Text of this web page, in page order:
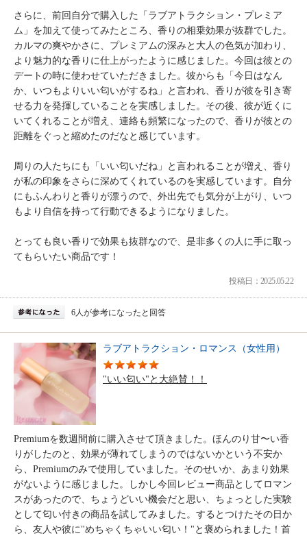
さらに、前回自分で購入した「ラブアトラクション・プレミア
ム」を加えて使ってみたところ、香りの相乗効果が抜群でした。
カルマの爽やかさに、プレミアムの深みと大人の色気が加わり、
より魅力的な香りに仕上がったように感じました。今回は彼との
デートの時に使わせていただきました。彼からも「今日はなん
か、いつもよりいい匂いがするね」と言われ、香りが彼を引き寄
せる力を発揮していることを実感しました。その後、彼が近くに
いてくれることが増え、連絡も頻繁になったので、香りが彼との
距離をぐっと縮めたのだなと感じています。
周りの人たちにも「いい匂いだね」と言われることが増え、香り
が私の印象をさらに深めてくれているのを実感しています。自分
にもふんわりと香りが漂うので、外出先でも気分が上がり、いつ
もより自信を持って行動できるようになりました。
とっても良い香りで効果も抜群なので、是非多くの人に手に取っ
てもらいたい商品です！
投稿日：2025.05.22
6人が参考になったと回答
ラブアトラクション・ロマンス（女性用）
"いい匂い"と大絶賛！！
Premiumを数週間前に購入させて頂きました。ほんのり甘〜い香
りがしたのと、効果が薄れてしまうのではないかという不安か
ら、Premiumのみで使用していました。そのせいか、あまり効果
がないように感じました。しかし今回レビュー商品としてロマン
スがあったので、ちょうどいい機会だと思い、ちょっとした実験
として匂い付きの商品を試してみました。するとつけたその日か
ら、友人や彼に"めちゃくちゃいい匂い！"と褒められました！首